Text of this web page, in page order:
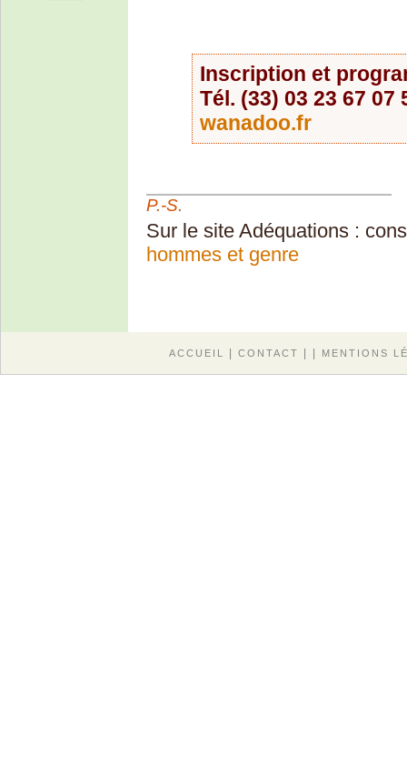
Inscription et
Tél. (33) 03 23 67 07
wanadoo.fr
P.-S.
Sur le site Adéquations :
hommes et genre
ACCUEIL | CONTACT | | MENTIONS